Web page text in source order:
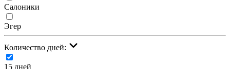
Салоники
Эгер
Количество дней:
15 дней